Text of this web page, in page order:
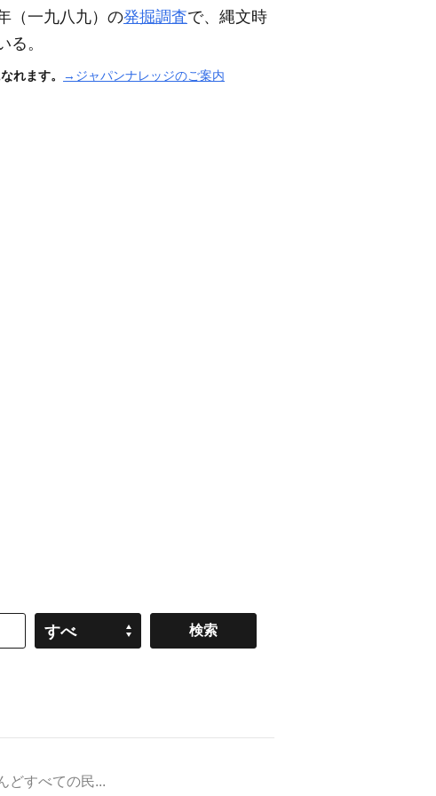
（一九八九） の発掘調査で、縄文時
る。
れます。 →ジャパンナレッジのご案内
すべ
どすべての民...